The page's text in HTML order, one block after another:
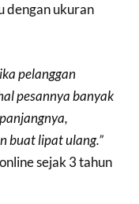
dengan ukuran
pelanggan
pesannya banyak
buat lipat ulang.”
sejak 3 tahun